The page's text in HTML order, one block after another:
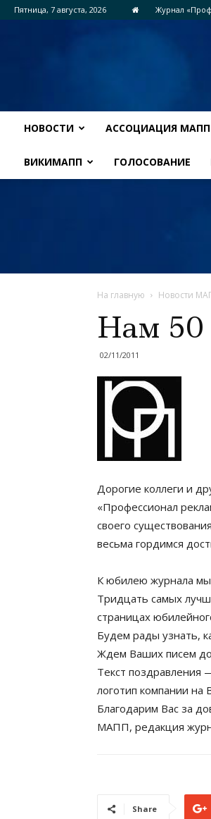
Пятница, 7 августа, 2026 Журнал
НОВОСТИ АССОЦИАЦИЯ МАПП
ВИКИМАПП ГОЛОСОВАНИЕ
На главную Новости
Нам 50
02/11/2011
Дорогие коллеги и
«Профессионал
своего
весьма гордимся
К юбилею журнала мы
Тридцать самых
страницах
Будем рады узнать,
Ждем Ваших писем
Текст поздравления
логотип компании на
Благодарим Вас за
МАПП, редакция
Share